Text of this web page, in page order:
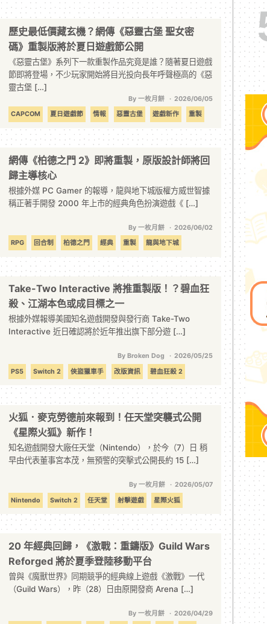
動作遊戲 半即時策略 回合制 重製
歷史最低價藏玄機？網傳《惡靈古堡 聖女密
碼》重製版將於夏日遊戲節公開
《惡靈古堡》系列下一款重製作品究竟是誰？隨著夏日遊戲
節即將登場，不少玩家開始將目光投向長年呼聲極高的《惡
靈古堡 […]
By 一枚月餅
2026/06/05
CAPCOM
夏日遊戲節 情報 惡靈古堡 遊戲新作 重製
網傳《柏德之門 2》即將重製，原版設計師將回
歸主導核心
根據外媒 PC Gamer 的報導，龍與地下城版權方威世智據
稱正著手開發 2000 年上市的經典角色扮演遊戲《 […]
By 一枚月餅
2026/06/02
RPG
回合制 柏德之門 經典 重製 龍與地下城
Take-Two Interactive 將推重製版！？碧血狂
殺、江湖本色或成目標之一
根據外媒報導美國知名遊戲開發與發行商 Take-Two
Interactive 近日確認將於近年推出旗下部分遊 […]
By Broken Dog
2026/05/25
PS5
Switch 2 俠盜獵車手 改版資訊 碧血狂殺 2
遊戲主機 重製
火狐．麥克勞德前來報到！任天堂突襲式公開
《星際火狐》新作！
知名遊戲開發大廠任天堂（Nintendo），於今（7）日 稍
早由代表董事宮本茂，無預警的突擊式公開長約 15 […]
By 一枚月餅
2026/05/07
Nintendo
Switch 2 任天堂 射擊遊戲 星際火狐
空戰遊戲 遊戲新作 重製 電影
20 年經典回歸，《激戰：重鑄版》Guild Wars
Reforged 將於夏季登陸移動平台
曾與《魔獸世界》同期競爭的經典線上遊戲《激戰》一代
（Guild Wars），昨（28）日由原開發商 Arena […]
By 一枚月餅 2026/04/29